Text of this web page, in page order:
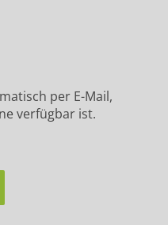
per E-Mail,
verfügbar ist.